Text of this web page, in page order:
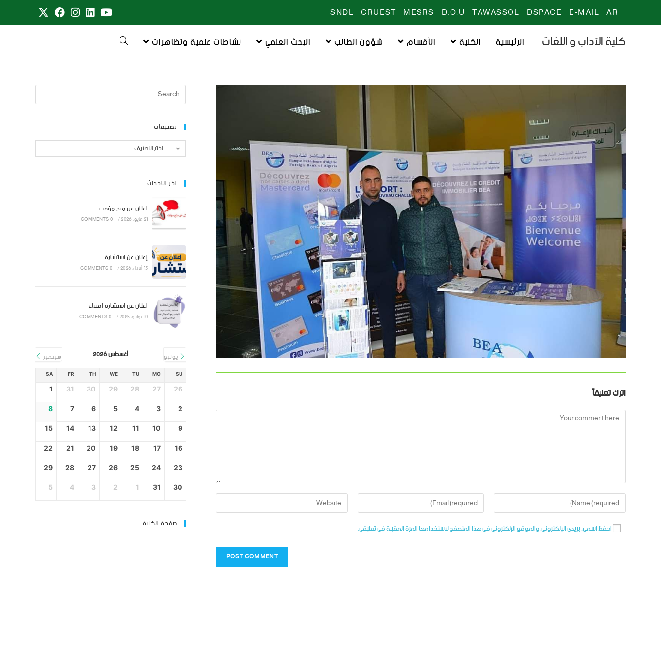
AR
E-MAIL
DSPACE
TAWASSOL
D.O.U
MESRS
CRUEST
SNDL
كلية الآداب و اللغات الرئيسية الكلية الأقسام شؤون الطالب البحث العلمي نشاطات علمية وتظاهرات
اترك تعليقاً
احفظ اسمي، بريدي الإلكتروني، والموقع الإلكتروني في هذا المتصفح لاستخدامها المرة المقبلة في تعليقي.
تصنيفات
اختر التصنيف
اخر الاحداث
اعلان عن منح مؤقت
21 مايو، 2026 /
0 COMMENTS
إعلان عن استشارة
13 أبريل، 2026 /
0 COMMENTS
اعلان عن استشارة اقتناء
10 يوليو، 2025 /
0 COMMENTS
يوليو أغسطس 2026 سبتمبر
SU
MO
TU
WE
TH
FR
SA
26
27
28
29
30
31
1
2
3
4
5
6
7
8
9
10
11
12
13
14
15
16
17
18
19
20
21
22
23
24
25
26
27
28
29
30
31
1
2
3
4
5
صفحة الكلية